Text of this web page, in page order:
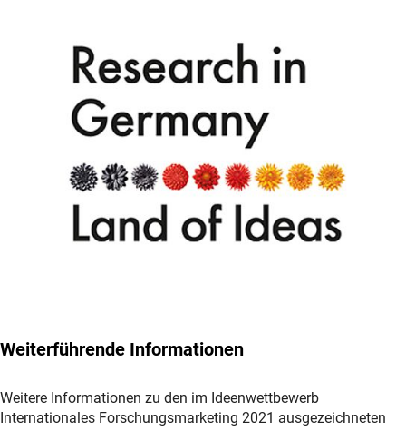
Weiterführende Informationen
Weitere Informationen zu den im Ideenwettbewerb
Internationales Forschungsmarketing 2021 ausgezeichneten